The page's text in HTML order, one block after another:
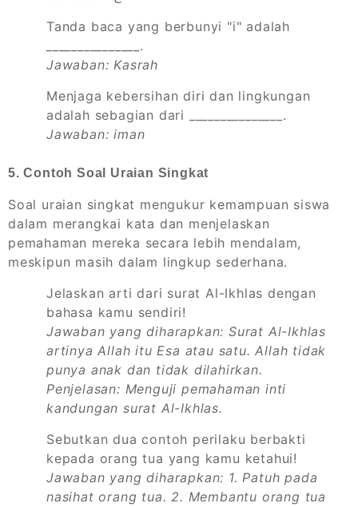
Tanda baca yang berbunyi "i" adalah
_______________.
Jawaban: Kasrah
Menjaga kebersihan diri dan lingkungan
adalah sebagian dari _______________.
Jawaban: iman
5. Contoh Soal Uraian Singkat
Soal uraian singkat mengukur kemampuan siswa
dalam merangkai kata dan menjelaskan
pemahaman mereka secara lebih mendalam,
meskipun masih dalam lingkup sederhana.
Jelaskan arti dari surat Al-Ikhlas dengan
bahasa kamu sendiri!
Jawaban yang diharapkan: Surat Al-Ikhlas
artinya Allah itu Esa atau satu. Allah tidak
punya anak dan tidak dilahirkan.
Penjelasan: Menguji pemahaman inti
kandungan surat Al-Ikhlas.
Sebutkan dua contoh perilaku berbakti
kepada orang tua yang kamu ketahui!
Jawaban yang diharapkan: 1. Patuh pada
nasihat orang tua. 2. Membantu orang tua